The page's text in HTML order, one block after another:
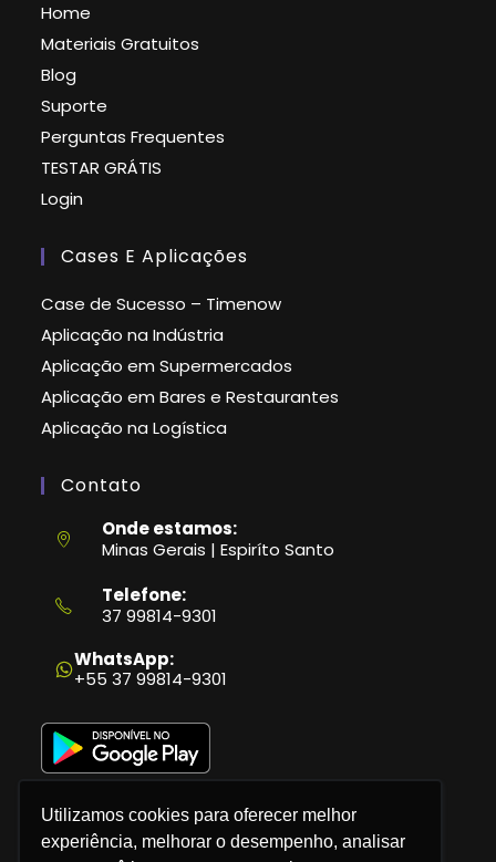
Utilizamos cookies para oferecer melhor
experiência, melhorar o desempenho, analisar
Home
Materiais Gratuitos
Blog
Suporte
Perguntas Frequentes
TESTAR GRÁTIS
Login
Cases E Aplicações
Case de Sucesso – Timenow
Aplicação na Indústria
Aplicação em Supermercados
Aplicação em Bares e Restaurantes
Aplicação na Logística
Contato
Onde estamos:
Minas Gerais | Espiríto Santo
Telefone:
37 99814-9301
em
seu
aplicativo
WhatsApp:
+55 37 99814-9301